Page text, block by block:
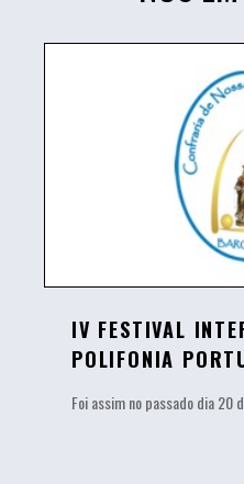
IV FESTIVAL
POLIFONIA
Foi assim no passado dia 20